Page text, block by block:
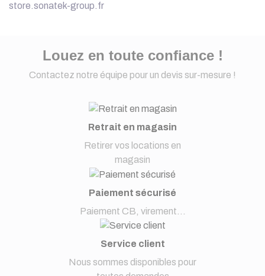
store.sonatek-group.fr
Louez en toute confiance !
Contactez notre équipe pour un devis sur-mesure !
Retrait en magasin
Retirer vos locations en
magasin
Paiement sécurisé
Paiement CB, virement...
Service client
Nous sommes disponibles pour